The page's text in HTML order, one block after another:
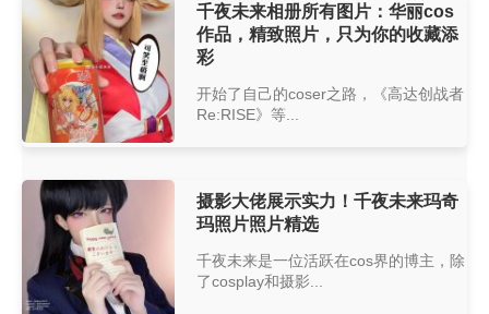
千夜未来相册所有图片：华丽cos
作品，精致照片，只为你的收藏添
彩
开始了自己的coser之路，《高达创战者
Re:RISE》等...
摄影大佬展示实力！千夜未来玛奇
玛照片照片精选
千夜未来是一位活跃在cos界的博主，除
了cosplay和摄影...